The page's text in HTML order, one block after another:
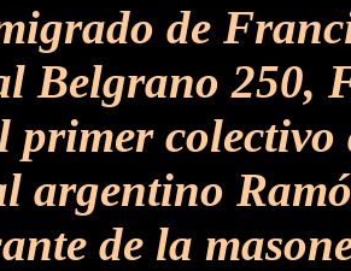
de
Belgrano 250,
primer
argentino
de la